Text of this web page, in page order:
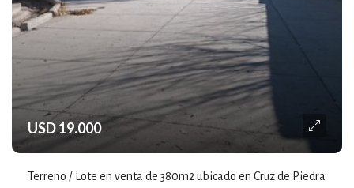
USD 19.000
Terreno / Lote en venta de 380m2 ubicado en Cruz de Piedra